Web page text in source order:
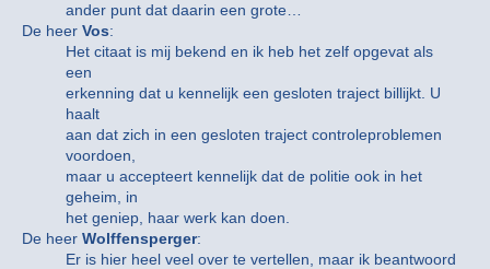
ander punt dat daarin een grote…
De heer Vos:
Het citaat is mij bekend en ik heb het zelf opgevat als
een
erkenning dat u kennelijk een gesloten traject billijkt. U
haalt
aan dat zich in een gesloten traject controleproblemen
voordoen,
maar u accepteert kennelijk dat de politie ook in het
geheim, in
het geniep, haar werk kan doen.
De heer Wolffensperger:
Er is hier heel veel over te vertellen, maar ik beantwoord